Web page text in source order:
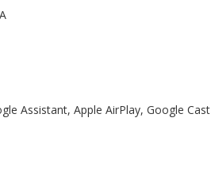
Assistant, Apple AirPlay, Google Cast